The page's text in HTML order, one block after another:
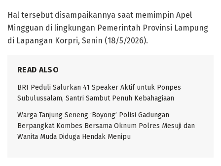
Hal tersebut disampaikannya saat memimpin Apel
Mingguan di lingkungan Pemerintah Provinsi Lampung
di Lapangan Korpri, Senin (18/5/2026).
READ ALSO
BRI Peduli Salurkan 41 Speaker Aktif untuk Ponpes
Subulussalam, Santri Sambut Penuh Kebahagiaan
Warga Tanjung Seneng ‘Boyong’ Polisi Gadungan
Berpangkat Kombes Bersama Oknum Polres Mesuji dan
Wanita Muda Diduga Hendak Menipu